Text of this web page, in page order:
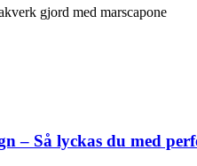
gjord med marscapone
– Så lyckas du med